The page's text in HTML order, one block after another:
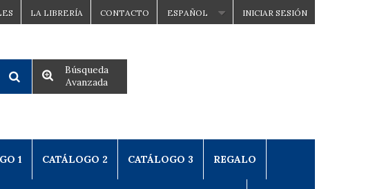
INICIAR SESIÓN
ESPAÑOL
CONTACTO
LA LIBRERÍA
Búsqueda
Avanzada
1 CATÁLOGO 2 CATÁLOGO 3 REGALO